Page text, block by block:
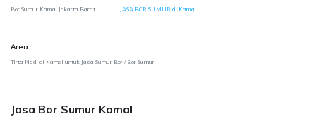
Bor Sumur Kamal Jakarta Barat JASA BOR SUMUR di Kamal
Area
Tirta Nadi di Kamal untuk Jasa Sumur Bor / Bor Sumur
Jasa Bor Sumur Kamal